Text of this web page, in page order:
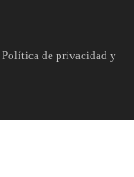
Política de privacidad y